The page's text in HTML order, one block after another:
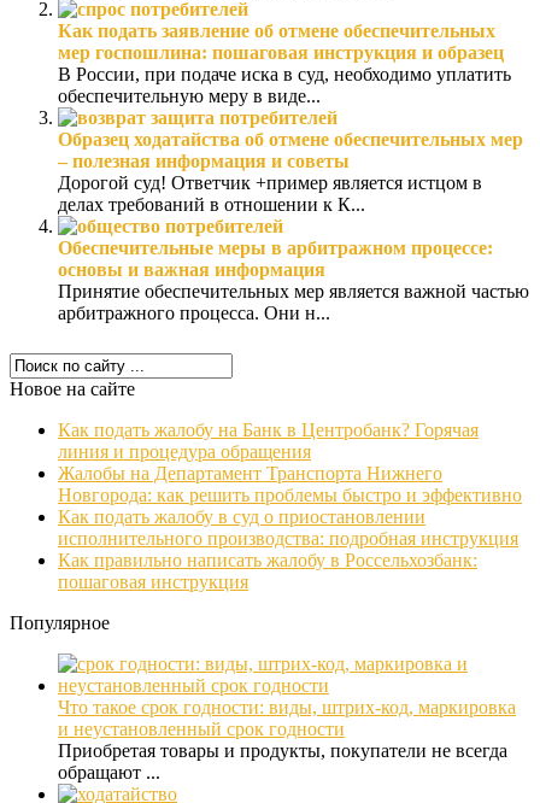
Как подать заявление об отмене обеспечительных
мер госпошлина: пошаговая инструкция и образец
В России, при подаче иска в суд, необходимо уплатить
обеспечительную меру в виде...
Образец ходатайства об отмене обеспечительных мер
– полезная информация и советы
Дорогой суд! Ответчик +пример является истцом в
делах требований в отношении к К...
Обеспечительные меры в арбитражном процессе:
основы и важная информация
Принятие обеспечительных мер является важной частью
арбитражного процесса. Они н...
Новое на сайте
Как подать жалобу на Банк в Центробанк? Горячая
линия и процедура обращения
Жалобы на Департамент Транспорта Нижнего
Новгорода: как решить проблемы быстро и эффективно
Как подать жалобу в суд о приостановлении
исполнительного производства: подробная инструкция
Как правильно написать жалобу в Россельхозбанк:
пошаговая инструкция
Популярное
Что такое срок годности: виды, штрих-код, маркировка
и неустановленный срок годности
Приобретая товары и продукты, покупатели не всегда
обращают ...